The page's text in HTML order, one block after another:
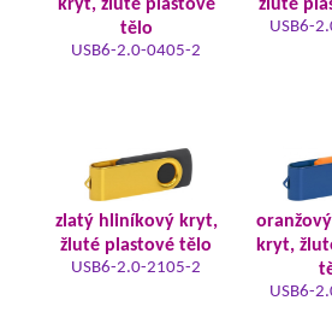
kryt, žluté plastové
tělo
USB6-2.0-0405-2
žluté
USB6-
zlatý hliníkový kryt,
žluté plastové tělo
USB6-2.0-2105-2
kryt,
USB6-